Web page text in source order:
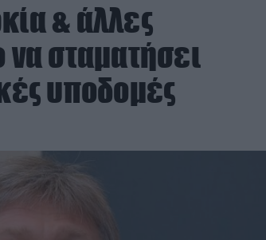
& άλλες
σταματήσει
υποδομές